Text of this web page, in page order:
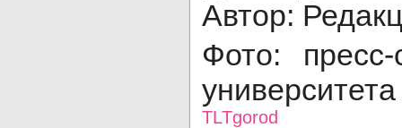
Автор:
Фото:
TLTgorod